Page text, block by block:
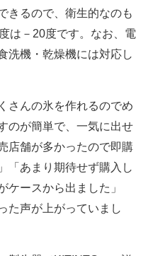
きるので、衛生的なのも
は－20度です。なお、電
洗機・乾燥機には対応し
さんの氷を作れるのでめ
のが簡単で、一気に出せ
店舗が多かったので即購
「あまり期待せず購入し
ケースから出ました」
た声が上がっていまし